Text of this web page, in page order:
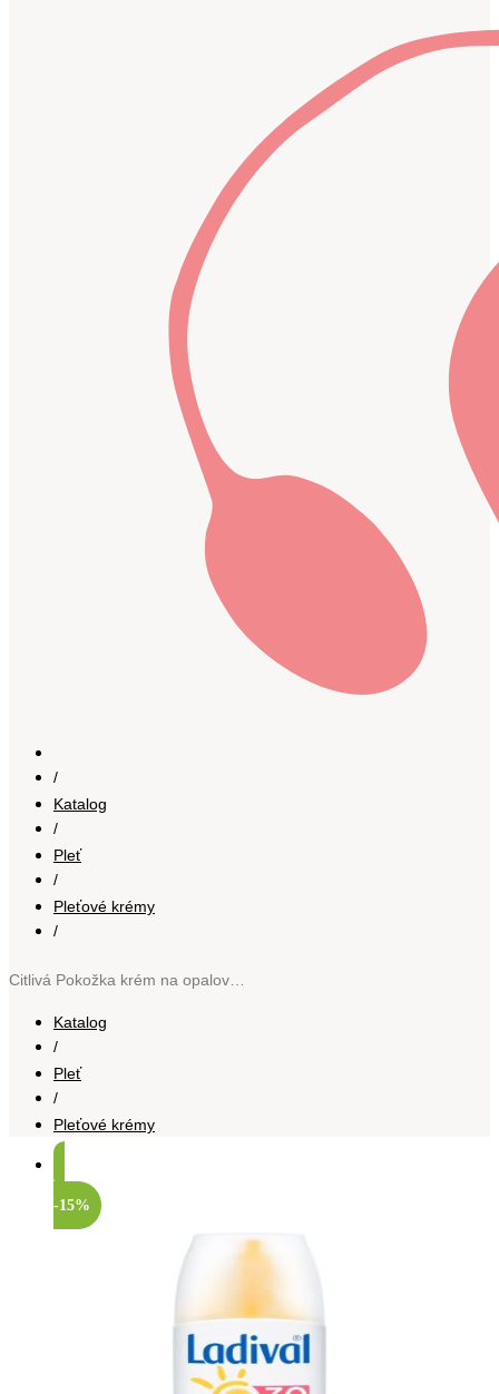
/
Katalog
/
Pleť
/
Pleťové krémy
/
Katalog
/
Pleť
/
Pleťové krémy
-15%